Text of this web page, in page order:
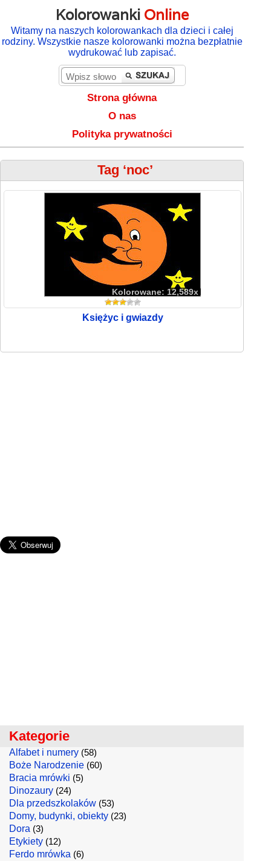
Kolorowanki Online
Witamy na naszych kolorowankach dla dzieci i całej
rodziny. Wszystkie nasze kolorowanki można bezpłatnie
wydrukować lub zapisać.
Strona główna
O nas
Polityka prywatności
Tag ‘noc’
Kolorowane: 12,589x
Księżyc i gwiazdy
Kategorie
Alfabet i numery (58)
Boże Narodzenie (60)
Bracia mrówki (5)
Dinozaury (24)
Dla przedszkolaków (53)
Domy, budynki, obiekty (23)
Dora (3)
Etykiety (12)
Ferdo mrówka (6)